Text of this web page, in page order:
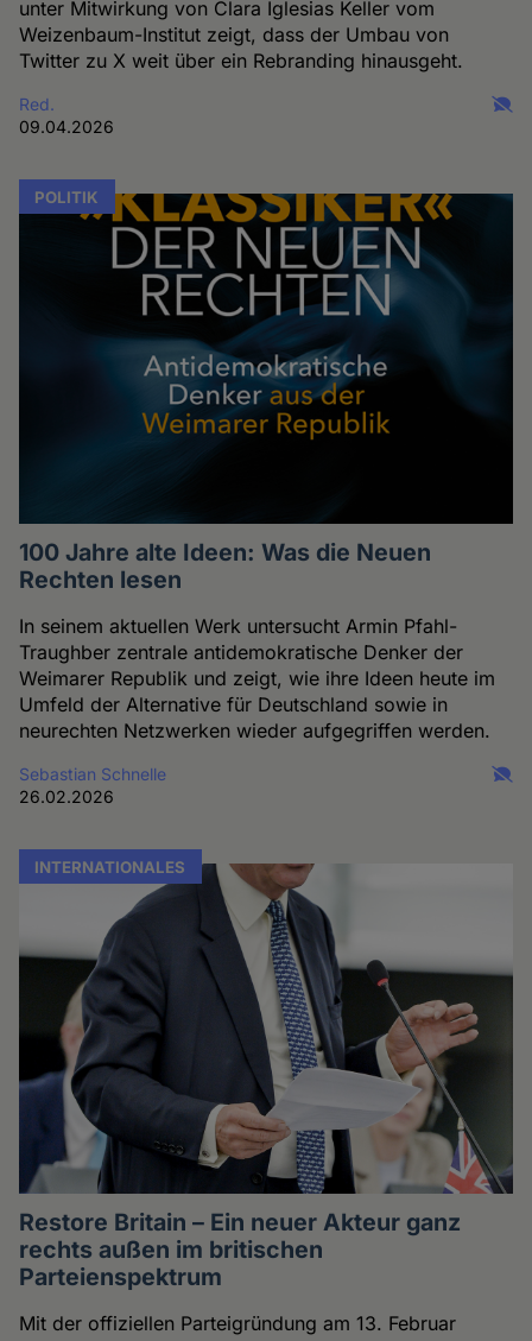
unter Mitwirkung von Clara Iglesias Keller vom
Weizenbaum-Institut zeigt, dass der Umbau von
Twitter zu X weit über ein Rebranding hinausgeht.
Red.
09.04.2026
POLITIK
100 Jahre alte Ideen: Was die Neuen
Rechten lesen
In seinem aktuellen Werk untersucht Armin Pfahl-
Traughber zentrale antidemokratische Denker der
Weimarer Republik und zeigt, wie ihre Ideen heute im
Umfeld der Alternative für Deutschland sowie in
neurechten Netzwerken wieder aufgegriffen werden.
Sebastian Schnelle
26.02.2026
INTERNATIONALES
Restore Britain – Ein neuer Akteur ganz
rechts außen im britischen
Parteienspektrum
Mit der offiziellen Parteigründung am 13. Februar